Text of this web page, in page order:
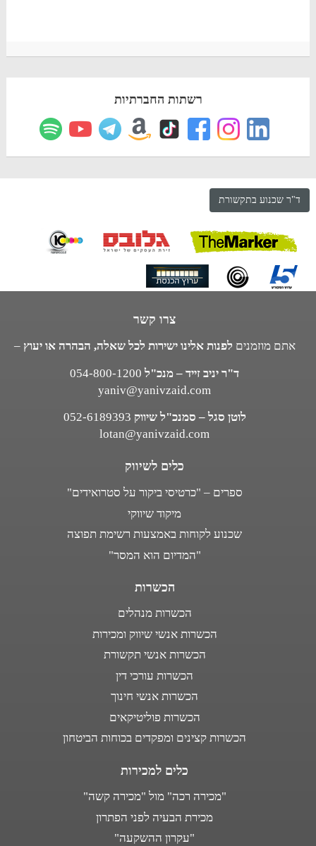
רשתות החברתיות
ד"ר שכנוע בתקשורת
צרו קשר
אתם מוזמנים לפנות אלינו ישירות לכל שאלה, הבהרה או יעוץ –
ד"ר יניב זייד – מנכ"ל 054-800-1200
yaniv@yanivzaid.com
לוטן סגל – סמנכ"ל שיווק 052-6189393
lotan@yanivzaid.com
כלים לשיווק
ספרים – "כרטיסי ביקור על סטרואידים"
מיקוד שיווקי
שכנוע לקוחות באמצעות רשימת תפוצה
"המדיום הוא המסר"
הכשרות
הכשרות מנהלים
הכשרות אנשי שיווק ומכירות
הכשרות אנשי תקשורת
הכשרות עורכי דין
הכשרות אנשי חינוך
הכשרות פוליטיקאים
הכשרות קצינים ומפקדים בכוחות הביטחון
כלים למכירות
"מכירה רכה" מול "מכירה קשה"
מכירת הבעיה לפני הפתרון
"עקרון ההשקעה"